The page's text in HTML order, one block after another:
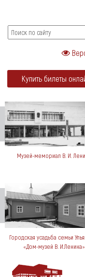
Купить билеты
Музей-мемориал В. И.
Городская усадьба семьи
«Дом-музей В. И.Ленина»